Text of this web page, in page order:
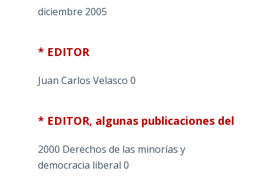
diciembre 2005
* EDITOR
Juan Carlos Velasco 0
* EDITOR, algunas publicaciones del
2000 Derechos de las minorías y
democracia liberal 0